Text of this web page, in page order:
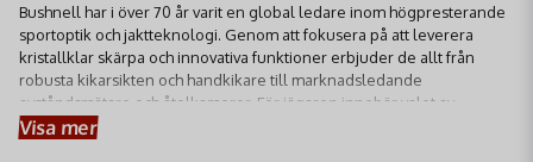
Bushnell har i över 70 år varit en global ledare inom högpresterande
sportoptik och jaktteknologi. Genom att fokusera på att leverera
kristallklar skärpa och innovativa funktioner erbjuder de allt från
robusta kikarsikten och handkikare till marknadsledande
avståndsmätare och åtelkameror. För jägaren innebär valet av
Bushnell tillgång till teknik som hjälper dig att se det osynliga och
Visa mer